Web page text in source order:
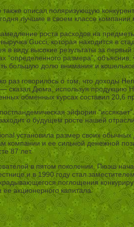
описал поляризующую
лучшие в своем классе
роста расходов на
Gucci, которая находится в
в виду высокие результаты за
“определенного размера”,
большую долю внимания и
раз говорилось о том, что доходы
сказал Дюма, используя продукцию
обменных курсах составил 20,6
эйфория
о будущем росте нашей
установила размер своих
компании и ее сильной денежной
87 лет.
в пятом поколении, Пюэш
и в 1990 году стал
поглощения
акционерного капитала.